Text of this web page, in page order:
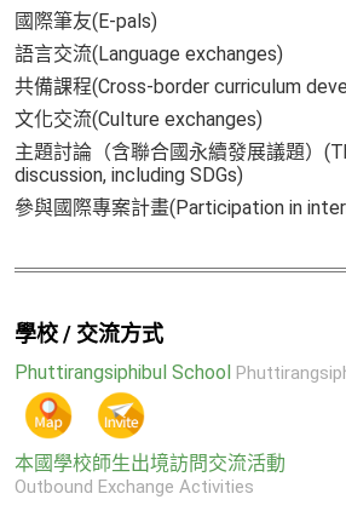
國際筆友(E-pals)
語言交流(Language exchanges)
共備課程(Cross-border curriculum
文化交流(Culture exchanges)
主題討論（含聯合國永續發展議題）
discussion, including SDGs)
參與國際專案計畫(Participation in
學校 / 交流方式
Phuttirangsiphibul School
本國學校師生出境訪問交流活動
Outbound Exchange Activities